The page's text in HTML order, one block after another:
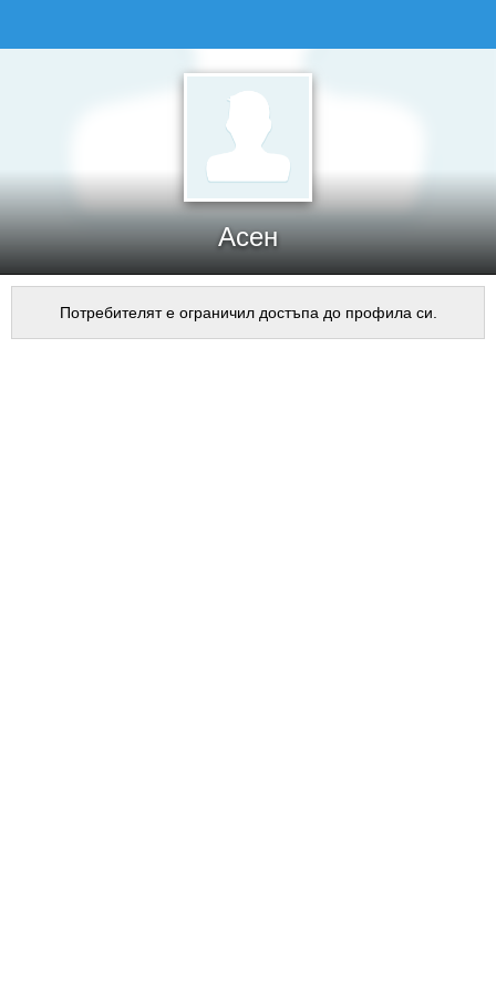
Асен
Потребителят е ограничил достъпа до профила си.